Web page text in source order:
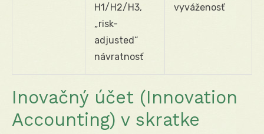
H1/H2/H3,
„risk-
adjusted“
návratnosť
vyváženosť
Inovačný účet (Innovation
Accounting) v skratke